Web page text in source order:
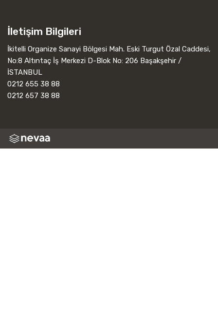
İletişim Bilgileri
İkitelli Organize Sanayi Bölgesi Mah. Eski Turgut Özal Caddesi,
No:8 Altıntaç İş Merkezi D-Blok No: 206 Başakşehir /
İSTANBUL
0212 655 38 88
0212 657 38 88